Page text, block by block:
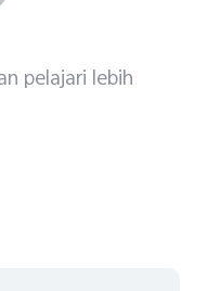
pelajari lebih